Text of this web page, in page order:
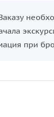
при